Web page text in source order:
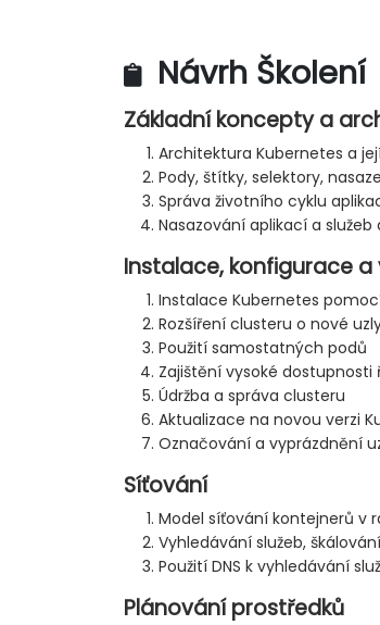
Návrh Školení
Základní koncepty a
Architektura Kubernetes a
Pody, štítky, selektory,
Správa životního cyklu
Nasazování aplikací a
Instalace, konfigurace
Instalace Kubernetes
Rozšíření clusteru o nové
Použití samostatných podů
Zajištění vysoké dostupnosti
Údržba a správa clusteru
Aktualizace na novou verzi
Označování a vyprázdnění
Síťování
Model síťování kontejnerů v
Vyhledávání služeb,
Použití DNS k vyhledávání
Plánování prostředků